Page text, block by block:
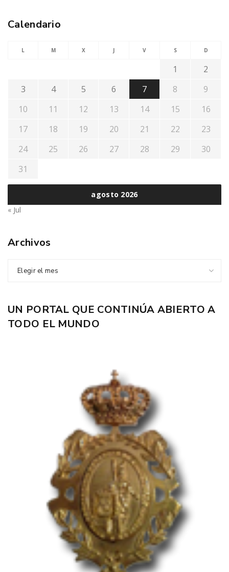
Calendario
agosto 2026
L M X J V S D
1
2
3
4 5 6 7 8
9
10
11 12 13 14 15
16
17
18 19 20 21 22
23
24
25 26 27 28 29
30
31
« Jul
Archivos
Elegir el mes
UN PORTAL QUE CONTINÚA ABIERTO A
TODO EL MUNDO